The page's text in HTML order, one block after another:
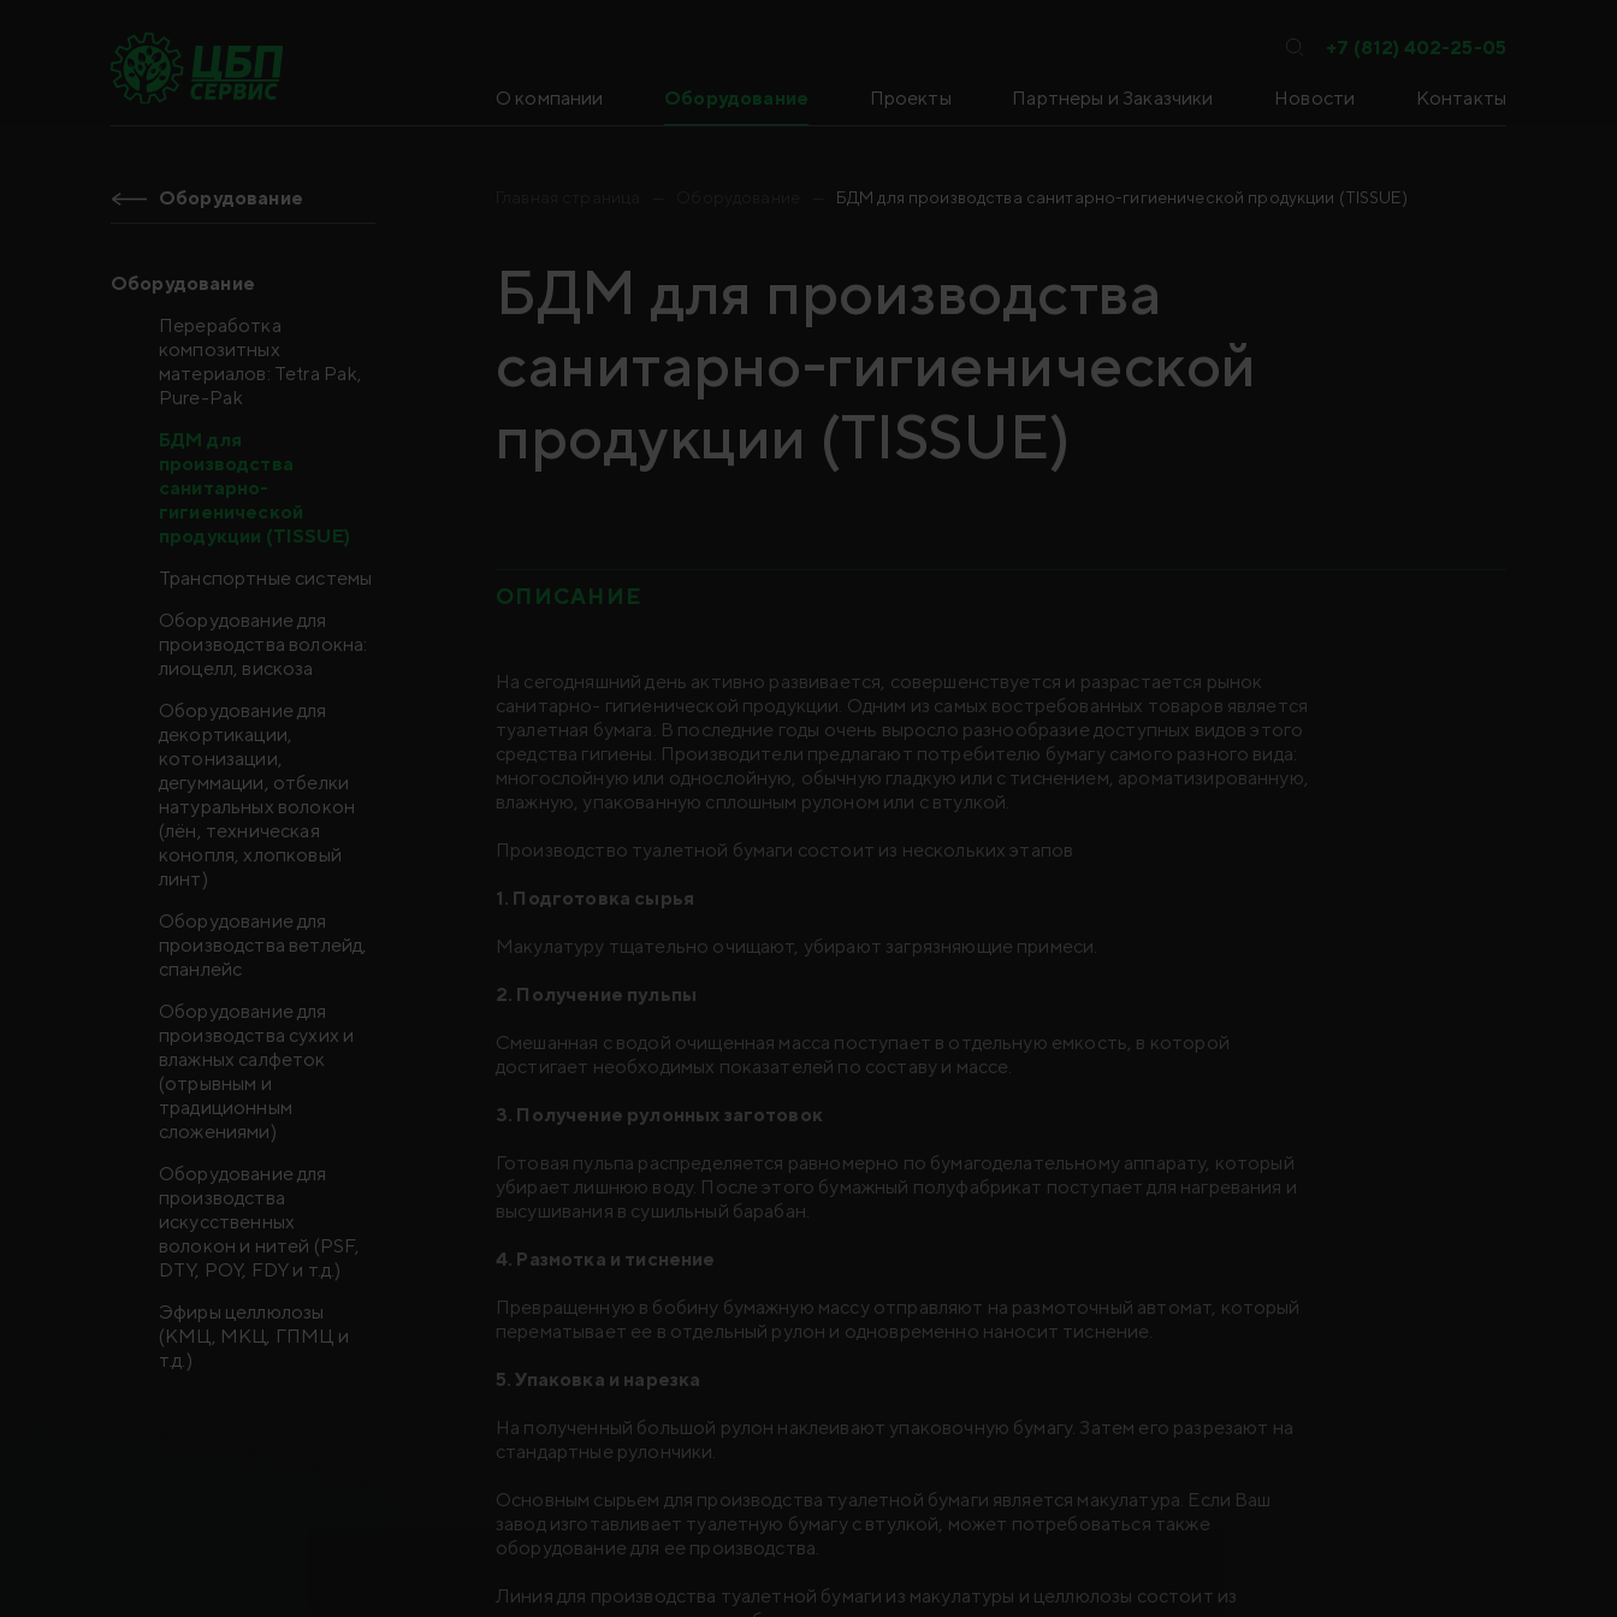
О компании Оборудование Проекты Партнеры и Заказчики Новости Контакты
+7 (812) 402-25-05
Оборудование
Оборудование
Переработка
композитных
материалов: Tetra Pak,
Pure-Pak
БДМ для
производства
санитарно-
гигиенической
продукции (TISSUE)
Транспортные системы
Оборудование для
производства волокна:
лиоцелл, вискоза
Оборудование для
декортикации,
котонизации,
дегуммации, отбелки
натуральных волокон
(лён, техническая
конопля, хлопковый
линт)
Оборудование для
производства ветлейд,
спанлейс
Оборудование для
производства сухих и
влажных салфеток
(отрывным и
традиционным
сложениями)
Оборудование для
производства
искусственных
волокон и нитей (PSF,
DTY, POY, FDY и т.д.)
Эфиры целлюлозы
(КМЦ, МКЦ, ГПМЦ и
т.д.)
БДМ для производства санитарно-гигиенической продукции (TISSUE)
БДМ для производства
санитарно-гигиенической
продукции (TISSUE)
ОПИСАНИЕ
На сегодняшний день активно развивается, совершенствуется и разрастается рынок
санитарно- гигиенической продукции. Одним из самых востребованных товаров является
туалетная бумага. В последние годы очень выросло разнообразие доступных видов этого
средства гигиены. Производители предлагают потребителю бумагу самого разного вида:
многослойную или однослойную, обычную гладкую или с тиснением, ароматизированную,
влажную, упакованную сплошным рулоном или с втулкой.
Производство туалетной бумаги состоит из нескольких этапов
1. Подготовка сырья
Макулатуру тщательно очищают, убирают загрязняющие примеси.
2. Получение пульпы
Смешанная с водой очищенная масса поступает в отдельную емкость, в которой
достигает необходимых показателей по составу и массе.
3. Получение рулонных заготовок
Готовая пульпа распределяется равномерно по бумагоделательному аппарату, который
убирает лишнюю воду. После этого бумажный полуфабрикат поступает для нагревания и
высушивания в сушильный барабан.
4. Размотка и тиснение
Превращенную в бобину бумажную массу отправляют на размоточный автомат, который
перематывает ее в отдельный рулон и одновременно наносит тиснение.
5. Упаковка и нарезка
На полученный большой рулон наклеивают упаковочную бумагу. Затем его разрезают на
стандартные рулончики.
Основным сырьем для производства туалетной бумаги является макулатура. Если Ваш
завод изготавливает туалетную бумагу с втулкой, может потребоваться также
оборудование для ее производства.
Линия для производства туалетной бумаги из макулатуры и целлюлозы состоит из